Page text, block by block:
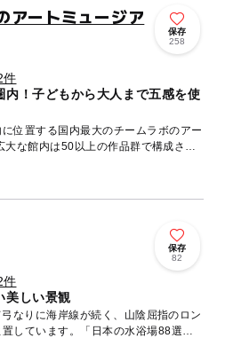
アートミュージア
保存
258
件
内！子どもから大人まで五感を使
位置する国内最大のチームラボのアー
大な館内は50以上の作品群で構成され
保存
82
件
美しい景観
なりに海岸線が続く、山陰屈指のロン
しています。「日本の水浴場88選」